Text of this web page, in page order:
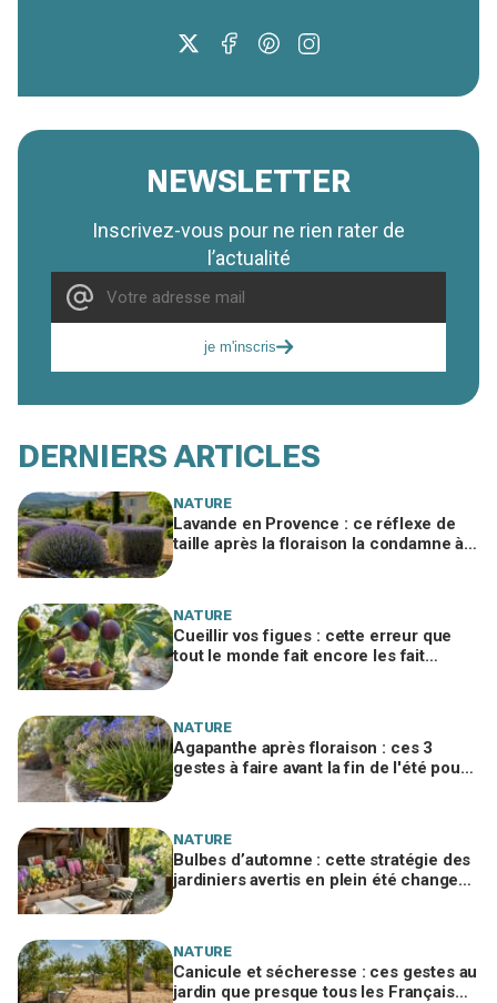
NEWSLETTER
Inscrivez-vous pour ne rien rater de
l’actualité
je m'inscris
DERNIERS ARTICLES
NATURE
Lavande en Provence : ce réflexe de
taille après la floraison la condamne à
NATURE
Cueillir vos figues : cette erreur que
tout le monde fait encore les fait
NATURE
Agapanthe après floraison : ces 3
gestes à faire avant la fin de l'été pour
NATURE
Bulbes d’automne : cette stratégie des
jardiniers avertis en plein été change
NATURE
Canicule et sécheresse : ces gestes au
jardin que presque tous les Français